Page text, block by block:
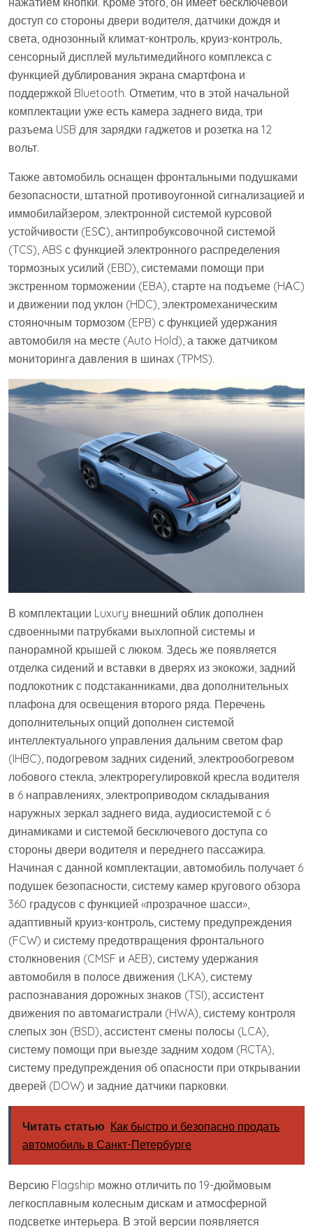
доступ со стороны двери водителя, датчики дождя и
света, однозонный климат-контроль, круиз-контроль,
сенсорный дисплей мультимедийного комплекса с
функцией дублирования экрана смартфона и
поддержкой Bluetooth. Отметим, что в этой начальной
комплектации уже есть камера заднего вида, три
разъема USB для зарядки гаджетов и розетка на 12
вольт.
Также автомобиль оснащен фронтальными подушками
безопасности, штатной противоугонной сигнализацией и
иммобилайзером, электронной системой курсовой
устойчивости (ESС), антипробуксовочной системой
(TCS), ABS с функцией электронного распределения
тормозных усилий (EBD), системами помощи при
экстренном торможении (EBA), старте на подъеме (HАC)
и движении под уклон (HDC), электромеханическим
стояночным тормозом (EPB) с функцией удержания
автомобиля на месте (Auto Hold), а также датчиком
мониторинга давления в шинах (TPMS).
В комплектации Luxury внешний облик дополнен
сдвоенными патрубками выхлопной системы и
панорамной крышей с люком. Здесь же появляется
отделка сидений и вставки в дверях из экокожи, задний
подлокотник с подстаканниками, два дополнительных
плафона для освещения второго ряда. Перечень
дополнительных опций дополнен системой
интеллектуального управления дальним светом фар
(IHBC), подогревом задних сидений, электрообогревом
лобового стекла, электрорегулировкой кресла водителя
в 6 направлениях, электроприводом складывания
наружных зеркал заднего вида, аудиосистемой с 6
динамиками и системой бесключевого доступа со
стороны двери водителя и переднего пассажира.
Начиная с данной комплектации, автомобиль получает 6
подушек безопасности, систему камер кругового обзора
360 градусов с функцией «прозрачное шасси»,
адаптивный круиз-контроль, систему предупреждения
(FCW) и систему предотвращения фронтального
столкновения (CMSF и AEB), систему удержания
автомобиля в полосе движения (LKA), систему
распознавания дорожных знаков (TSI), ассистент
движения по автомагистрали (HWA), систему контроля
слепых зон (BSD), ассистент смены полосы (LCA),
систему помощи при выезде задним ходом (RCTA),
систему предупреждения об опасности при открывании
дверей (DOW) и задние датчики парковки.
Читать статью Как быстро и безопасно продать
автомобиль в Санкт-Петербурге
Версию Flagship можно отличить по 19-дюймовым
легкосплавным колесным дискам и атмосферной
подсветке интерьера. В этой версии появляется